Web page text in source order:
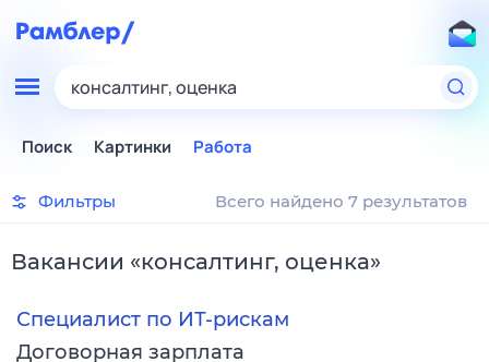
консалтинг, оценка
Поиск Картинки Работа
Фильтры Всего найдено 7 результатов
Вакансии «консалтинг, оценка»
Специалист по ИТ-рискам
Договорная зарплата